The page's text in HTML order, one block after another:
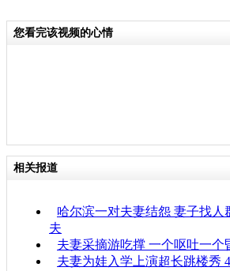
您看完该视频的心情
相关报道
哈尔滨一对夫妻结怨 妻子找人
夫
夫妻采摘游吃撑 一个呕吐一个
夫妻为娃入学上演超长跳楼秀